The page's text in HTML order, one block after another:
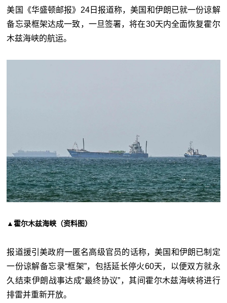
美国《华盛顿邮报》24日报道称，美国和伊朗已就一份谅解
备忘录框架达成一致，一旦签署，将在30天内全面恢复霍尔
木兹海峡的航运。
▲霍尔木兹海峡（资料图）
报道援引美政府一匿名高级官员的话称，美国和伊朗已制定
一份谅解备忘录“框架”，包括延长停火60天，以便双方就永
久结束伊朗战事达成“最终协议”，其间霍尔木兹海峡将进行
排雷并重新开放。